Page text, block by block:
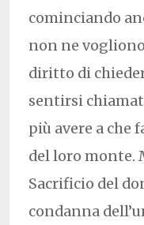
cominciando
non ne
diritto di
sentirsi
più avere a che
del loro monte.
Sacrificio del
condanna